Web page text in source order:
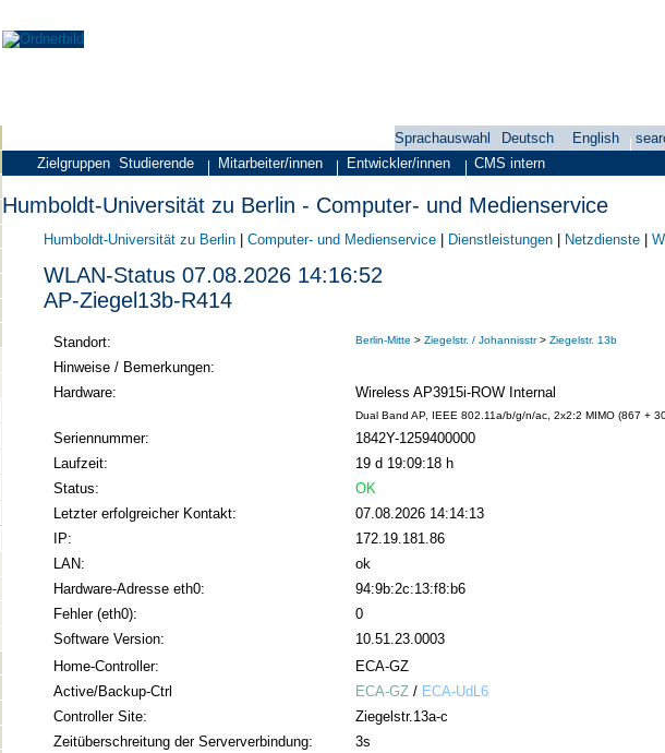
Zielgruppen Studierende Mitarbeiter/innen Entwickler/innen CMS intern
Sprachauswahl Deutsch English
Humboldt-Universität zu Berlin - Computer- und Medienservice
Humboldt-Universität zu Berlin Computer- und Medienservice Dienstleistungen Netzdienste
WLAN-Status 07.08.2026 14:16:52
AP-Ziegel13b-R414
Standort: Berlin-Mitte > Ziegelstr. / Johannisstr> Ziegelstr. 13b
Hinweise / Bemerkungen:
Hardware:
Wireless AP3915i-ROW Internal
Dual Band AP, IEEE 802.11a/b/g/n/ac, 2x2:2 MIMO (867 +
Seriennummer:
1842Y-1259400000
Laufzeit:
19 d 19:09:18 h
Status:
OK
Letzter erfolgreicher Kontakt:
07.08.2026 14:14:13
IP:
172.19.181.86
LAN:
ok
Hardware-Adresse eth0:
94:9b:2c:13:f8:b6
Fehler (eth0):
0
Software Version:
10.51.23.0003
Home-Controller:
ECA-GZ
Active/Backup-Ctrl
ECA-GZ/ ECA-UdL6
Controller Site:
Ziegelstr.13a-c
Zeitüberschreitung der Serververbindung:
3s